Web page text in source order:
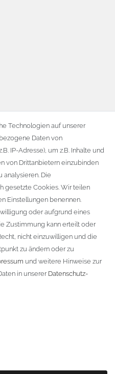
Technologien auf unserer
Daten von
IP-Adresse), um z.B. Inhalte und
von Drittanbietern einzubinden
analysieren. Die
gesetzte Cookies. Wir teilen
Einstellungen benennen.
oder aufgrund eines
Zustimmung kann erteilt oder
nicht einzuwilligen und die
zu ändern oder zu
und weitere Hinweise zur
in unserer Daten­schutz­